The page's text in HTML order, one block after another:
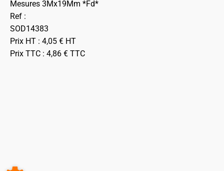
Mesures 3Mx19Mm *Fd*
Ref :
SOD14383
Prix HT : 4,05 € HT
Prix TTC : 4,86 € TTC